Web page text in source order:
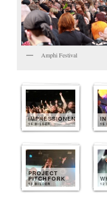
Amphi Festival
IMPRESSIONEN
15 BILDER 15
PROJECT
PITCHFORK
13 BILDER 12